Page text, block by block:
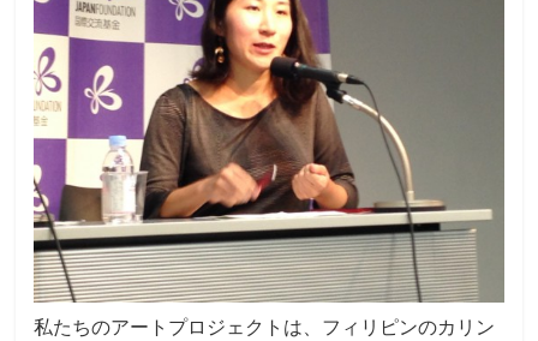
私たちのアートプロジェクトは、フィリピンのカリン